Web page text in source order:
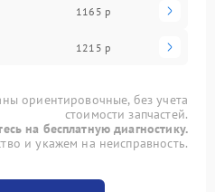
1165 р
1215 р
ориентировочные, без учета
стоимости запчастей.
на бесплатную диагностику.
и укажем на неисправность.